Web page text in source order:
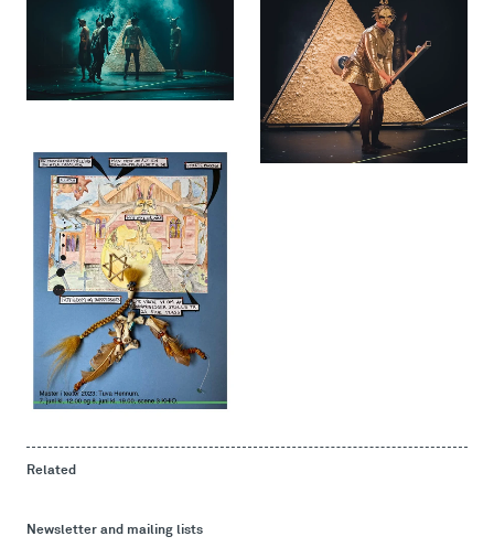
Related
Newsletter and mailing lists